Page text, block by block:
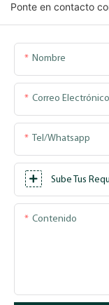
Ponte en contacto
Nombre
Correo Electrónico
Tel/whatsapp
Sube Tus
Contenido